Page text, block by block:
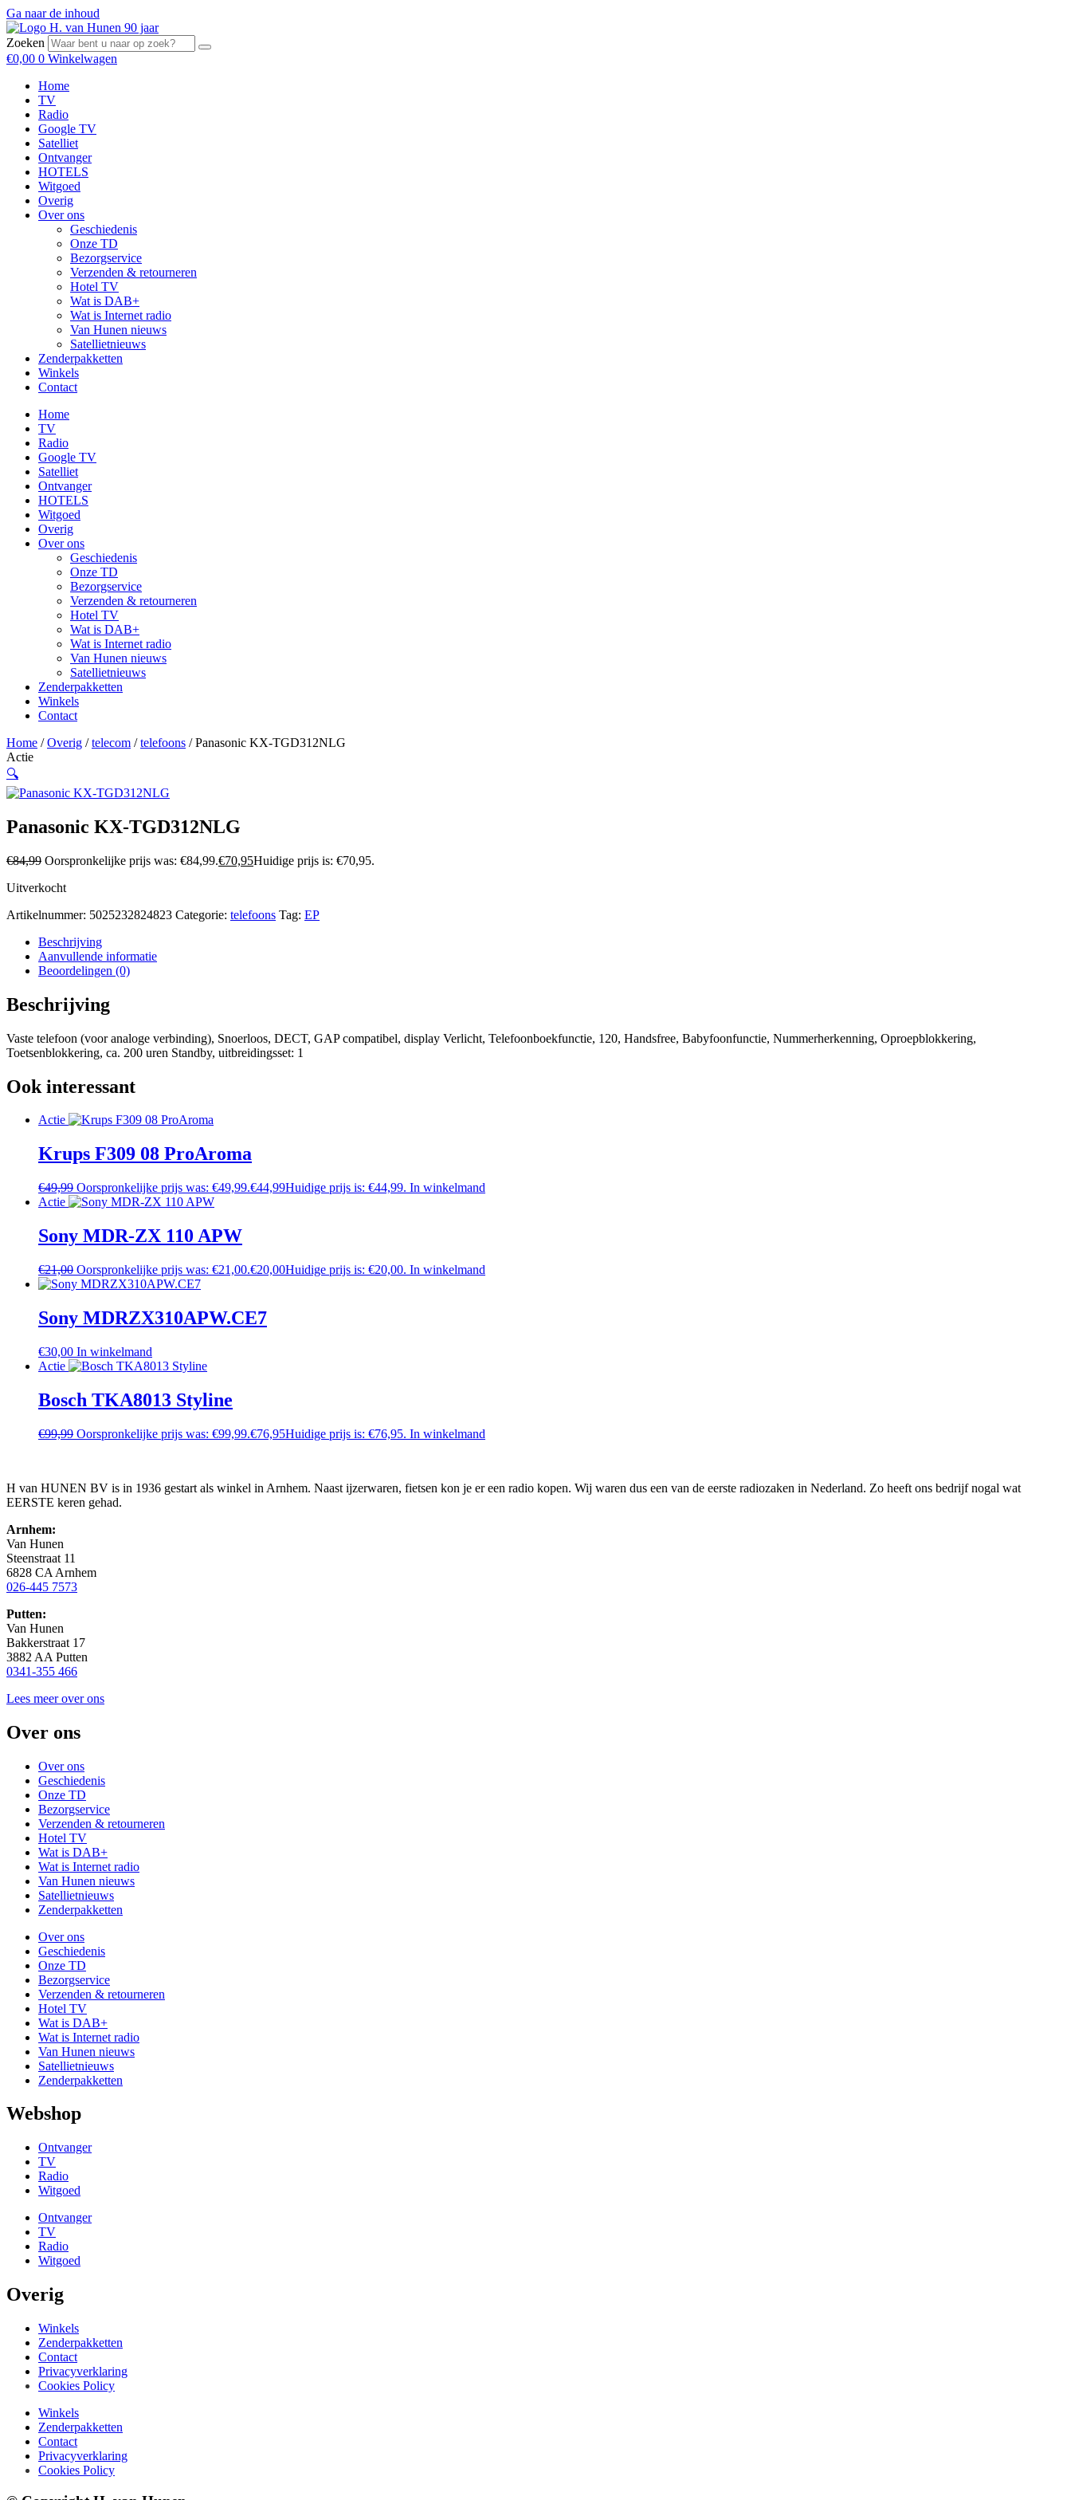
Ga naar de inhoud
Zoeken
€0,00 0 Winkelwagen
Home
TV
Radio
Google TV
Satelliet
Ontvanger
HOTELS
Witgoed
Overig
Over ons
Geschiedenis
Onze TD
Bezorgservice
Verzenden & retourneren
Hotel TV
Wat is DAB+
Wat is Internet radio
Van Hunen nieuws
Satellietnieuws
Zenderpakketten
Winkels
Contact
Home
TV
Radio
Google TV
Satelliet
Ontvanger
HOTELS
Witgoed
Overig
Over ons
Geschiedenis
Onze TD
Bezorgservice
Verzenden & retourneren
Hotel TV
Wat is DAB+
Wat is Internet radio
Van Hunen nieuws
Satellietnieuws
Zenderpakketten
Winkels
Contact
Home /Overig /telecom /telefoons / Panasonic KX-TGD312NLG
Actie
🔍
Panasonic KX-TGD312NLG
€84,99 Oorspronkelijke prijs was: €84,99.€70,95Huidige prijs is: €70,95.
Uitverkocht
Artikelnummer: 5025232824823 Categorie: telefoons Tag: EP
Beschrijving
Aanvullende informatie
Beoordelingen (0)
Beschrijving
Vaste telefoon (voor analoge verbinding), Snoerloos, DECT, GAP compatibel, display Verlicht, Telefoonboekfunctie, 120, Handsfree, Babyfoonfunctie, Nummerherkenning, Oproepblokkering,
Toetsenblokkering, ca. 200 uren Standby, uitbreidingsset: 1
Ook interessant
Actie
Krups F309 08 ProAroma
€49,99 Oorspronkelijke prijs was: €49,99.€44,99Huidige prijs is: €44,99. In winkelmand
Actie
Sony MDR-ZX 110 APW
€21,00 Oorspronkelijke prijs was: €21,00.€20,00Huidige prijs is: €20,00. In winkelmand
Sony MDRZX310APW.CE7
€30,00 In winkelmand
Actie
Bosch TKA8013 Styline
€99,99 Oorspronkelijke prijs was: €99,99.€76,95Huidige prijs is: €76,95. In winkelmand
H van HUNEN BV is in 1936 gestart als winkel in Arnhem. Naast ijzerwaren, fietsen kon je er een radio kopen. Wij waren dus een van de eerste radiozaken in Nederland. Zo heeft ons bedrijf nogal wat
EERSTE keren gehad.
Arnhem:
Van Hunen
Steenstraat 11
6828 CA Arnhem
026-445 7573
Putten:
Van Hunen
Bakkerstraat 17
3882 AA Putten
0341-355 466
Lees meer over ons
Over ons
Over ons
Geschiedenis
Onze TD
Bezorgservice
Verzenden & retourneren
Hotel TV
Wat is DAB+
Wat is Internet radio
Van Hunen nieuws
Satellietnieuws
Zenderpakketten
Over ons
Geschiedenis
Onze TD
Bezorgservice
Verzenden & retourneren
Hotel TV
Wat is DAB+
Wat is Internet radio
Van Hunen nieuws
Satellietnieuws
Zenderpakketten
Webshop
Ontvanger
TV
Radio
Witgoed
Ontvanger
TV
Radio
Witgoed
Overig
Winkels
Zenderpakketten
Contact
Privacyverklaring
Cookies Policy
Winkels
Zenderpakketten
Contact
Privacyverklaring
Cookies Policy